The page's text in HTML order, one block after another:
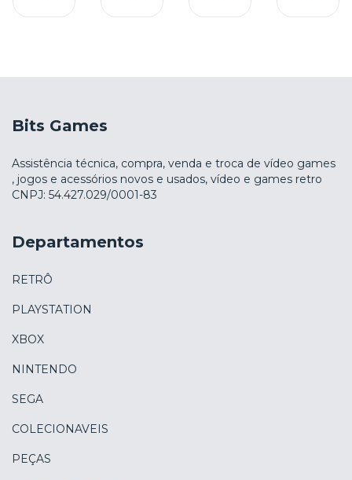
Bits Games
Assistência técnica, compra, venda e troca de vídeo games
, jogos e acessórios novos e usados, vídeo e games retro
CNPJ: 54.427.029/0001-83
Departamentos
RETRÔ
PLAYSTATION
XBOX
NINTENDO
SEGA
COLECIONAVEIS
PEÇAS